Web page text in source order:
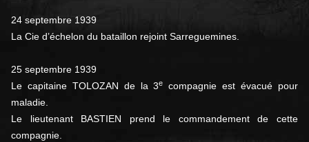
24 septembre 1939
La Cie d’échelon du bataillon rejoint Sarreguemines.
25 septembre 1939
Le capitaine TOLOZAN de la 3e
compagnie est évacué pour
maladie.
Le lieutenant BASTIEN prend le commandement de cette
compagnie.